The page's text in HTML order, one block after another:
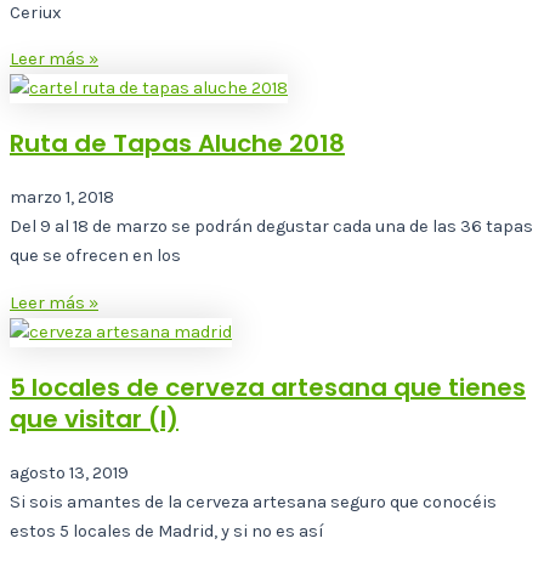
Ceriux
Leer más »
Ruta de Tapas Aluche 2018
marzo 1, 2018
Del 9 al 18 de marzo se podrán degustar cada una de las 36 tapas
que se ofrecen en los
Leer más »
5 locales de cerveza artesana que tienes
que visitar (I)
agosto 13, 2019
Si sois amantes de la cerveza artesana seguro que conocéis
estos 5 locales de Madrid, y si no es así